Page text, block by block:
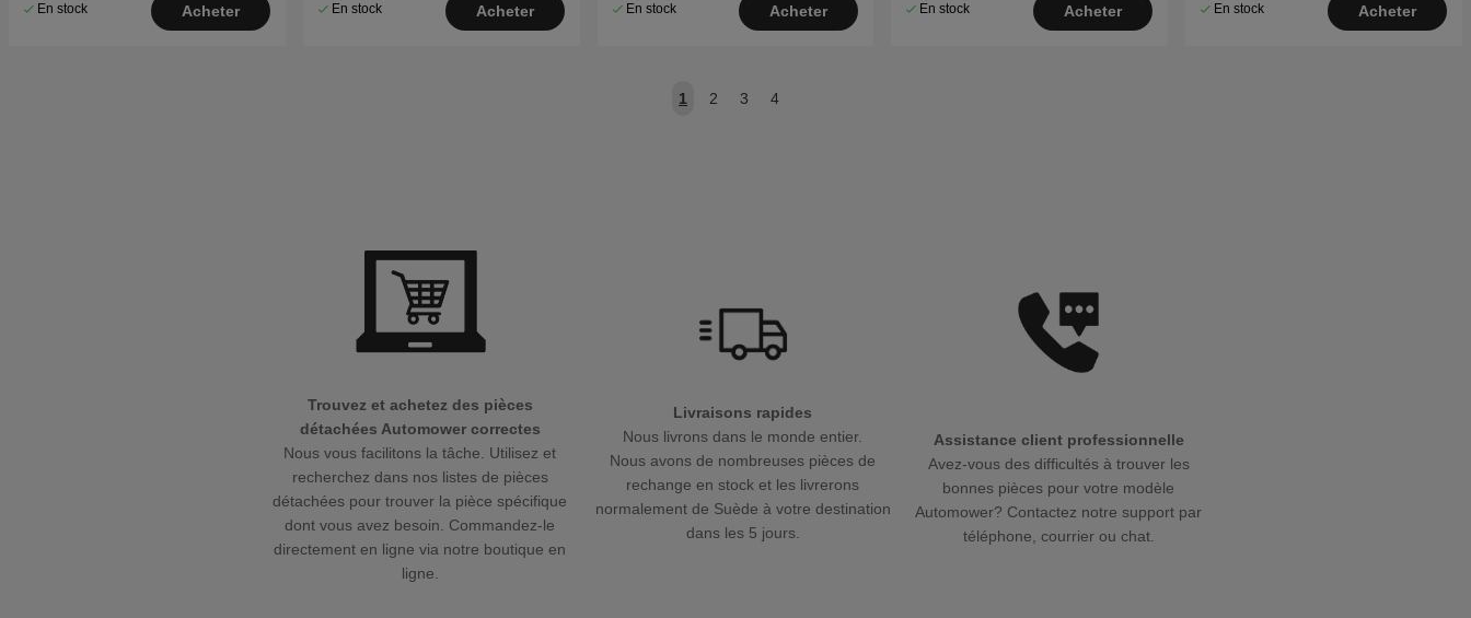
En stock Acheter En stock Acheter En stock Acheter En stock Acheter En stock Acheter
1 2 3 4
Trouvez et achetez des pièces
détachées Automower correctes
Nous vous facilitons la tâche. Utilisez et
recherchez dans nos listes de pièces
détachées pour trouver la pièce spécifique
dont vous avez besoin. Commandez-le
directement en ligne via notre boutique en
ligne.
Livraisons rapides
Nous livrons dans le monde entier.
Nous avons de nombreuses pièces de
rechange en stock et les livrerons
normalement de Suède à votre destination
dans les 5 jours.
Assistance client professionnelle
Avez-vous des difficultés à trouver les
bonnes pièces pour votre modèle
Automower? Contactez notre support par
téléphone, courrier ou chat.